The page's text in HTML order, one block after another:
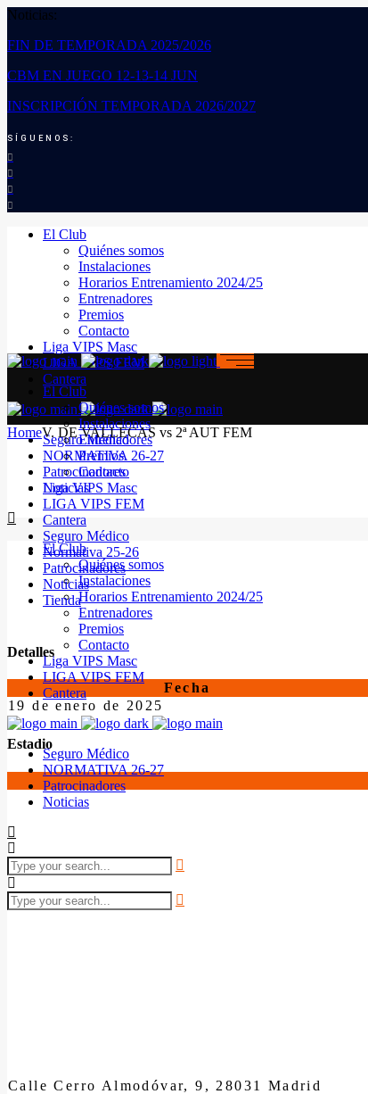
Noticias:
FIN DE TEMPORADA 2025/2026
CBM EN JUEGO 12-13-14 JUN
INSCRIPCIÓN TEMPORADA 2026/2027
SÍGUENOS:
El Club
Quiénes somos
Instalaciones
Horarios Entrenamiento 2024/25
Entrenadores
Premios
Contacto
Liga VIPS Masc
LIGA VIPS FEM
Cantera
Seguro Médico
NORMATIVA 26-27
Patrocinadores
Noticias
El Club
Quiénes somos
Instalaciones
Horarios Entrenamiento 2024/25
Entrenadores
Premios
Contacto
Liga VIPS Masc
LIGA VIPS FEM
Cantera
Seguro Médico
NORMATIVA 26-27
Patrocinadores
Noticias
El Club
Quiénes somos
Instalaciones
Entrenadores
Premios
Contacto
Liga VIPS Masc
LIGA VIPS FEM
Cantera
Seguro Médico
Normativa 25-26
Patrocinadores
Noticias
Tienda
HomeV. DE VALLECAS vs 2ª AUT FEM
Detalles
Fecha
19 de enero de 2025
Estadio
Calle Cerro Almodóvar, 9, 28031 Madrid